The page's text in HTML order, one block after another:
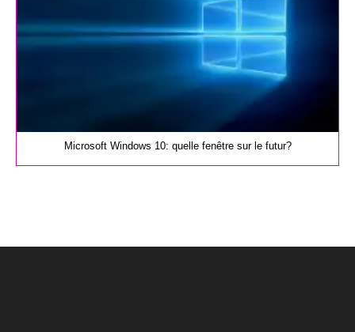
Microsoft Windows 10: quelle fenêtre sur le futur?